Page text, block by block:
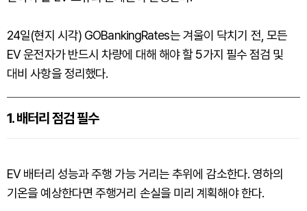
24일(현지 시각) GOBankingRates는 겨울이 닥치기 전, 모든
EV 운전자가 반드시 차량에 대해 해야 할 5가지 필수 점검 및
대비 사항을 정리했다.
1. 배터리 점검 필수
EV 배터리 성능과 주행 가능 거리는 추위에 감소한다. 영하의
기온을 예상한다면 주행거리 손실을 미리 계획해야 한다.